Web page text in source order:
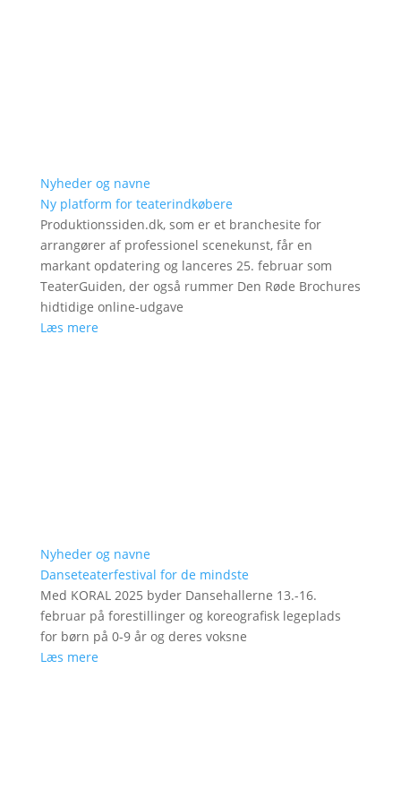
Nyheder og navne
Ny platform for teaterindkøbere
Produktionssiden.dk, som er et branchesite for
arrangører af professionel scenekunst, får en
markant opdatering og lanceres 25. februar som
TeaterGuiden, der også rummer Den Røde Brochures
hidtidige online-udgave
Læs mere
Nyheder og navne
Danseteaterfestival for de mindste
Med KORAL 2025 byder Dansehallerne 13.-16.
februar på forestillinger og koreografisk legeplads
for børn på 0-9 år og deres voksne
Læs mere